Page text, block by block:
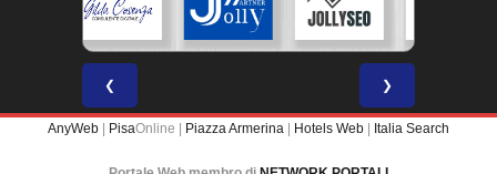
❮ ❯
AnyWeb PisaOnline | Piazza Armerina Hotels Web Italia Search